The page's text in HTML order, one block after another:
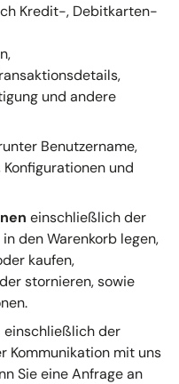
Kredit-, Debitkarten-
und andere
Benutzername,
und
einschließlich der
den Warenkorb legen,
kaufen,
stornieren, sowie
einschließlich der
Kommunikation mit uns
Sie eine Anfrage an